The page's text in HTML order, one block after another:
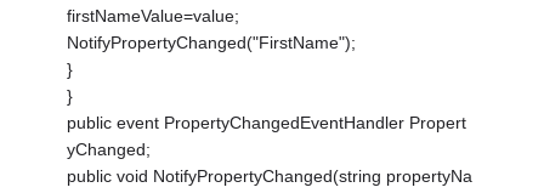
firstNameValue=value;
NotifyPropertyChanged("FirstName");
}
}
public event PropertyChangedEventHandler Propert
yChanged;
public void NotifyPropertyChanged(string propertyNa